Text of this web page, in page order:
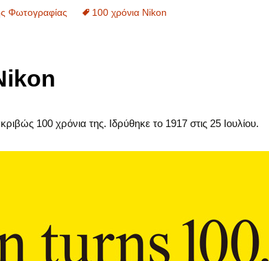
Φωτογραφίας 100 χρόνια Nikon
100 χρόνια της. Ιδρύθηκε το 1917 στις 25 Ιουλίου.